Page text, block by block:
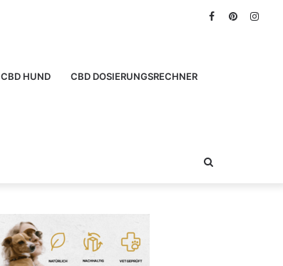
Pinterest
Facebook
CBD HUND CBD DOSIERUNGSRECHNER